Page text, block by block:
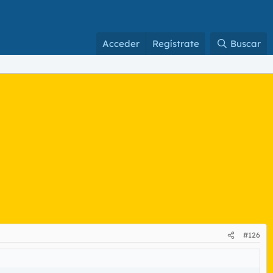
Acceder Regístrate Buscar
#126